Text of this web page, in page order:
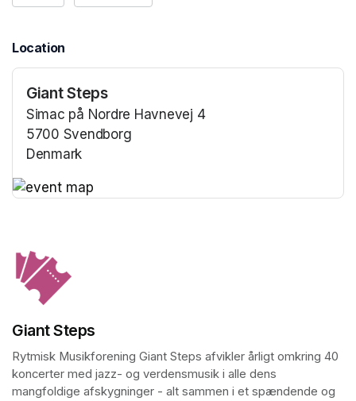
Location
Giant Steps
Simac på Nordre Havnevej 4
5700 Svendborg
Denmark
Giant Steps
Rytmisk Musikforening Giant Steps afvikler årligt omkring 40
koncerter med jazz- og verdensmusik i alle dens
mangfoldige afskygninger - alt sammen i et spændende og